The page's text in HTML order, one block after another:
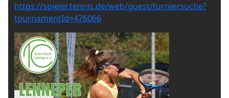
https://spieler.tennis.de/web/guest/turniersuche?
tournamentId=476066